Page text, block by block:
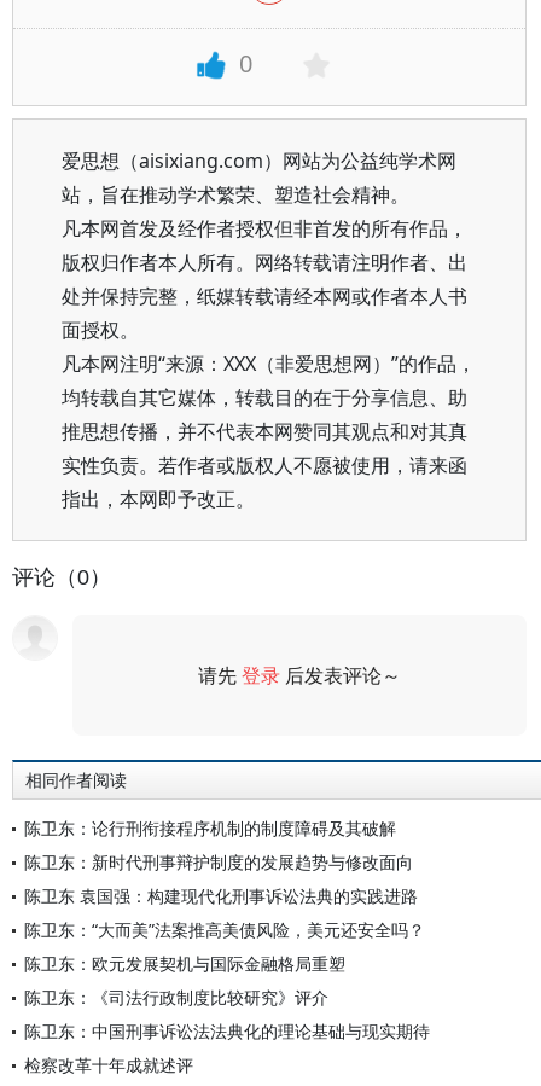
0
爱思想（aisixiang.com）网站为公益纯学术网
站，旨在推动学术繁荣、塑造社会精神。
凡本网首发及经作者授权但非首发的所有作品，
版权归作者本人所有。网络转载请注明作者、出
处并保持完整，纸媒转载请经本网或作者本人书
面授权。
凡本网注明“来源：XXX（非爱思想网）”的作品，
均转载自其它媒体，转载目的在于分享信息、助
推思想传播，并不代表本网赞同其观点和对其真
实性负责。若作者或版权人不愿被使用，请来函
指出，本网即予改正。
评论（0）
请先登录 后发表评论～
相同作者阅读
陈卫东：论行刑衔接程序机制的制度障碍及其破解
陈卫东：新时代刑事辩护制度的发展趋势与修改面向
陈卫东 袁国强：构建现代化刑事诉讼法典的实践进路
陈卫东：“大而美”法案推高美债风险，美元还安全吗？
陈卫东：欧元发展契机与国际金融格局重塑
陈卫东：《司法行政制度比较研究》评介
陈卫东：中国刑事诉讼法法典化的理论基础与现实期待
检察改革十年成就述评